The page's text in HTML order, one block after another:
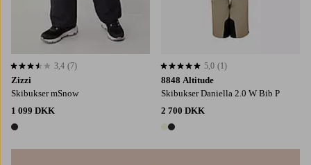
Zizzi
Skibukser mSnow
1 099 DKK
1 farve
3,4 baseret på 7 bedømmelser
3,4 (7)
8848 Altitude
Skibukser Daniella 2.0 W Bib P
2 700 DKK
2 farver
5,0 baseret på 1 bedømmelser
5,0 (1)